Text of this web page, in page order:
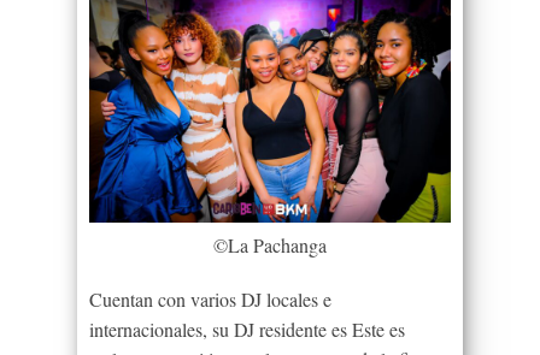
©La Pachanga
Cuentan con varios DJ locales e
internacionales, su DJ residente es Este es